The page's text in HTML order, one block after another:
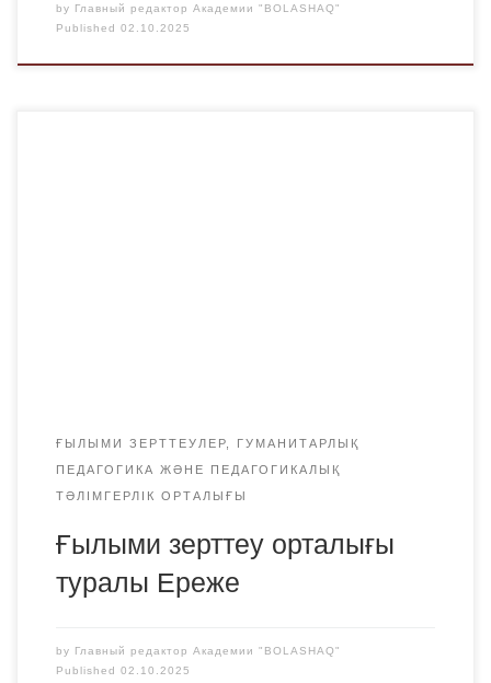
by Главный редактор Академии "BOLASHAQ"
Published 02.10.2025
ҒЫЛЫМИ ЗЕРТТЕУЛЕР, ГУМАНИТАРЛЫҚ
ПЕДАГОГИКА ЖӘНЕ ПЕДАГОГИКАЛЫҚ
ТӘЛІМГЕРЛІК ОРТАЛЫҒЫ
Ғылыми зерттеу орталығы
туралы Ереже
by Главный редактор Академии "BOLASHAQ"
Published 02.10.2025